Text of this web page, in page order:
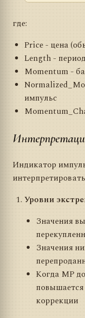
где:
Price - цена
Length -
Momentum -
импульс
Индикатор
Уровни
Значения
Значения
Когда MP
повышается
коррекции